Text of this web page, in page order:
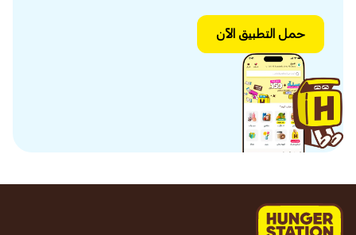
حمل التطبيق الآن